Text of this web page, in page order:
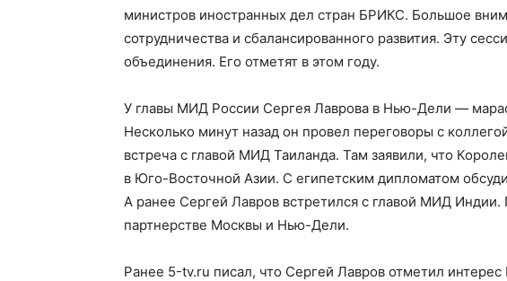
министров иностранных дел стран БРИКС. Большое
сотрудничества и сбалансированного развития. Эту
объединения. Его отметят в этом году.
У главы МИД России Сергея Лаврова в Нью-Дели —
Несколько минут назад он провел переговоры с
встреча с главой МИД Таиланда. Там заявили, что
в Юго-Восточной Азии. С египетским дипломатом
А ранее Сергей Лавров встретился с главой МИД Индии.
партнерстве Москвы и Нью-Дели.
Ранее 5-tv.ru писал, что Сергей Лавров отметил